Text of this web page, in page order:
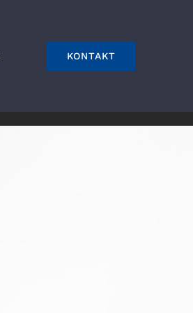
KONTAKT